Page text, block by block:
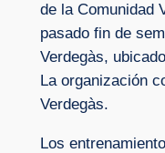
de la Comunidad
pasado fin de
Verdegàs,
La organización
Verdegàs.
Los